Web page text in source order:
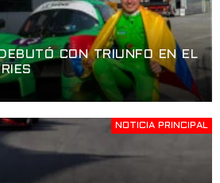
CON TRIUNFO EN EL
NOTICIA PRINCIPAL